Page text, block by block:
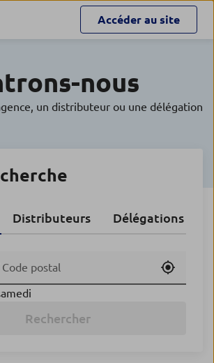
Accéder au site
nous
un distributeur ou une délégation
Distributeurs Délégations
Utiliser
Rechercher